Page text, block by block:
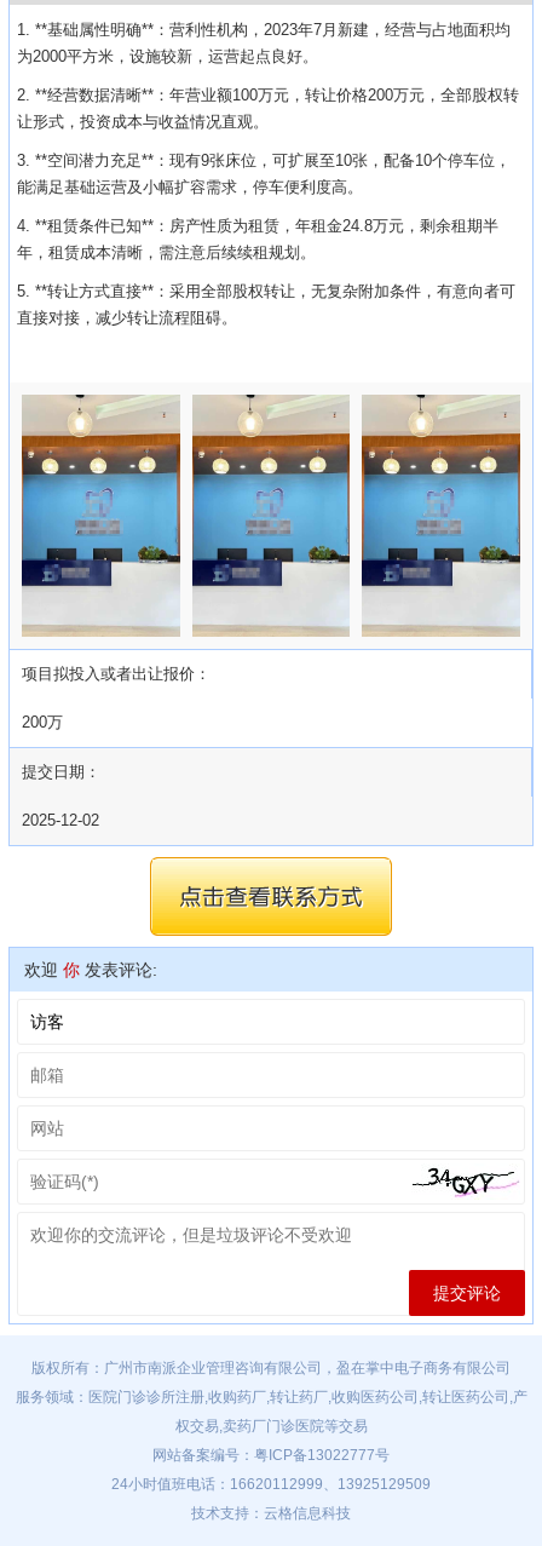
1. **基础属性明确**：营利性机构，2023年7月新建，经营与占地面积均
为2000平方米，设施较新，运营起点良好。
2. **经营数据清晰**：年营业额100万元，转让价格200万元，全部股权转
让形式，投资成本与收益情况直观。
3. **空间潜力充足**：现有9张床位，可扩展至10张，配备10个停车位，
能满足基础运营及小幅扩容需求，停车便利度高。
4. **租赁条件已知**：房产性质为租赁，年租金24.8万元，剩余租期半
年，租赁成本清晰，需注意后续续租规划。
5. **转让方式直接**：采用全部股权转让，无复杂附加条件，有意向者可
直接对接，减少转让流程阻碍。
项目拟投入或者出让报价：
200万
提交日期：
2025-12-02
欢迎 你 发表评论:
版权所有：广州市南派企业管理咨询有限公司，盈在掌中电子商务有限公司
服务领域：医院门诊诊所注册,收购药厂,转让药厂,收购医药公司,转让医药公司,产
权交易,卖药厂门诊医院等交易
网站备案编号： 粤ICP备13022777号
24小时值班电话：16620112999、13925129509
技术支持：云格信息科技